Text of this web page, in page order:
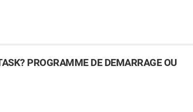
PROGRAMME DE DEMARRAGE OU